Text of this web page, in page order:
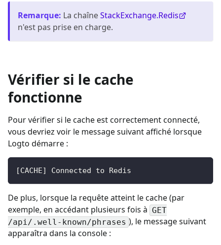
Remarque: La chaîneStackExchange.Redis
n'est pas prise en charge.
Vérifier si le cache
fonctionne
Pour vérifier si le cache est correctement connecté,
vous devriez voir le message suivant affiché lorsque
Logto démarre :
[CACHE] Connected to Redis
De plus, lorsque la requête atteint le cache (par
exemple, en accédant plusieurs fois à GET
/api/.well-known/phrases ), le message suivant
apparaîtra dans la console :